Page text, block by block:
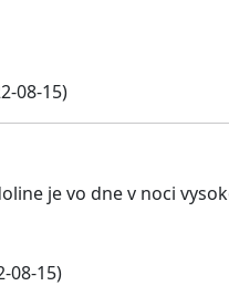
08-15)
je vo dne v noci
08-15)